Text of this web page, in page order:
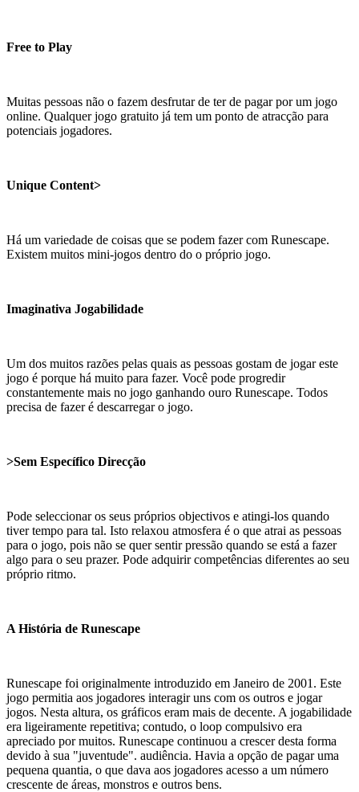
Free to Play
Muitas pessoas não o fazem desfrutar de ter de pagar por um jogo
online. Qualquer jogo gratuito já tem um ponto de atracção para
potenciais jogadores.
Unique Content>
Há um variedade de coisas que se podem fazer com Runescape.
Existem muitos mini-jogos dentro do o próprio jogo.
Imaginativa Jogabilidade
Um dos muitos razões pelas quais as pessoas gostam de jogar este
jogo é porque há muito para fazer. Você pode progredir
constantemente mais no jogo ganhando ouro Runescape. Todos
precisa de fazer é descarregar o jogo.
>Sem Específico Direcção
Pode seleccionar os seus próprios objectivos e atingi-los quando
tiver tempo para tal. Isto relaxou atmosfera é o que atrai as pessoas
para o jogo, pois não se quer sentir pressão quando se está a fazer
algo para o seu prazer. Pode adquirir competências diferentes ao seu
próprio ritmo.
A História de Runescape
Runescape foi originalmente introduzido em Janeiro de 2001. Este
jogo permitia aos jogadores interagir uns com os outros e jogar
jogos. Nesta altura, os gráficos eram mais de decente. A jogabilidade
era ligeiramente repetitiva; contudo, o loop compulsivo era
apreciado por muitos. Runescape continuou a crescer desta forma
devido à sua "juventude". audiência. Havia a opção de pagar uma
pequena quantia, o que dava aos jogadores acesso a um número
crescente de áreas, monstros e outros bens.